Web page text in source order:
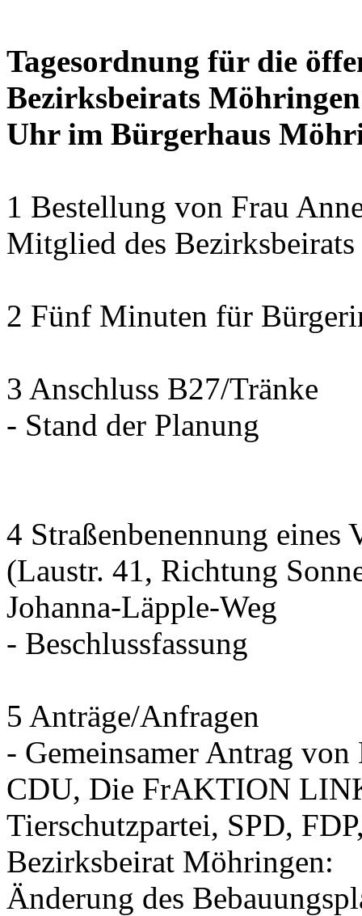
Tagesordnung für die
Bezirksbeirats
Uhr im Bürgerhaus
1 Bestellung von Frau
Mitglied des
2 Fünf Minuten für
3 Anschluss B27/Tränke
- Stand der Planung
4 Straßenbenennung eines
(Laustr. 41, Richtung
Johanna-Läpple-Weg
- Beschlussfassung
5 Anträge/Anfragen
- Gemeinsamer Antrag
CDU, Die FrAKTION
Tierschutzpartei, SPD,
Bezirksbeirat Möhringen:
Änderung des